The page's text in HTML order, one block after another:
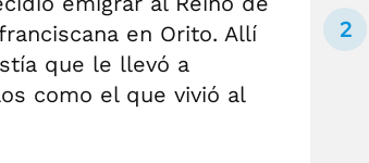
en Orito. Allí
que le llevó a
como el que vivió al